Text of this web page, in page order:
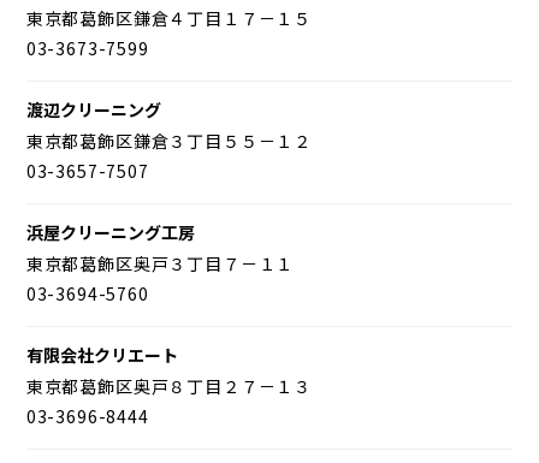
東京都葛飾区鎌倉４丁目１７－１５
03-3673-7599
渡辺クリーニング
東京都葛飾区鎌倉３丁目５５－１２
03-3657-7507
浜屋クリーニング工房
東京都葛飾区奥戸３丁目７－１１
03-3694-5760
有限会社クリエート
東京都葛飾区奥戸８丁目２７－１３
03-3696-8444